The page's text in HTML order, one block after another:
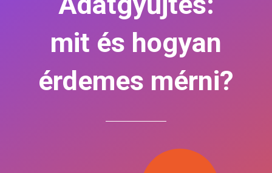
mit és hogyan
érdemes mérni?